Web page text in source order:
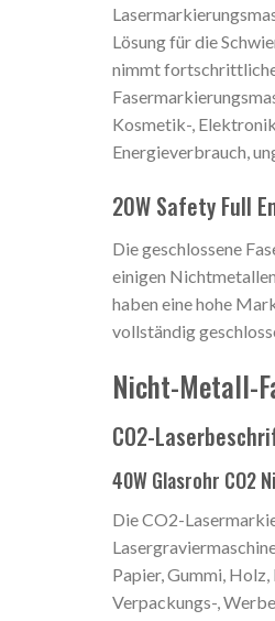
Lösung für die
nimmt
Kosmetik-,
Energieverbrauch,
20W Safety Full
Die geschlossene
einigen
haben eine hohe
vollständig
Nicht-Metall-
CO2-
40W Glasrohr CO2
Die CO2-
Papier, Gummi,
Verpackungs-,